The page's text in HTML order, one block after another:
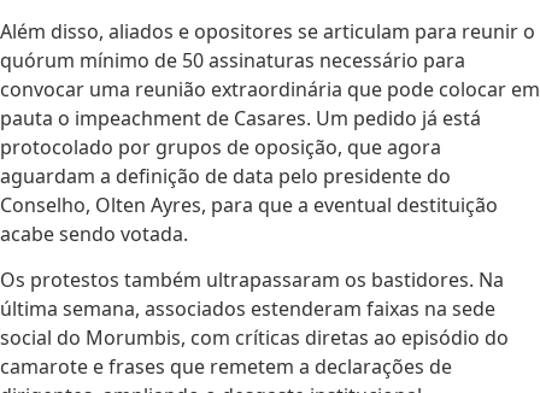
Além disso, aliados e opositores se articulam para reunir o
quórum mínimo de 50 assinaturas necessário para
convocar uma reunião extraordinária que pode colocar em
pauta o impeachment de Casares. Um pedido já está
protocolado por grupos de oposição, que agora
aguardam a definição de data pelo presidente do
Conselho, Olten Ayres, para que a eventual destituição
acabe sendo votada.
Os protestos também ultrapassaram os bastidores. Na
última semana, associados estenderam faixas na sede
social do Morumbis, com críticas diretas ao episódio do
camarote e frases que remetem a declarações de